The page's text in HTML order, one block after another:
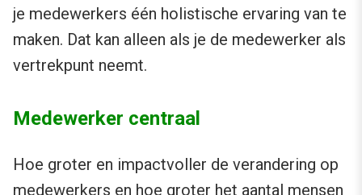
je medewerkers één holistische ervaring van te
maken. Dat kan alleen als je de medewerker als
vertrekpunt neemt.
Medewerker centraal
Hoe groter en impactvoller de verandering op
medewerkers en hoe groter het aantal mensen